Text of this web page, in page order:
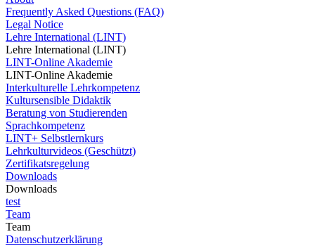
Frequently Asked Questions (FAQ)
Legal Notice
Lehre International (LINT)
Lehre International (LINT)
LINT-Online Akademie
LINT-Online Akademie
Interkulturelle Lehrkompetenz
Kultursensible Didaktik
Beratung von Studierenden
Sprachkompetenz
LINT+ Selbstlernkurs
Lehrkulturvideos (Geschützt)
Zertifikatsregelung
Downloads
Downloads
test
Team
Team
Datenschutzerklärung